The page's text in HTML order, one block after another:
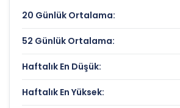
20 Günlük Ortalama:
52 Günlük Ortalama:
Haftalık En Düşük:
Haftalık En Yüksek: